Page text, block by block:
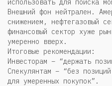
использовать для поиска
Внешний фон нейтрален.
снижением, нефтегазовый
финансовый сектор хуже
умеренно вверх.
Итоговые рекомендации:
Инвесторам – “держать
Спекулянтам – “без
для умеренных покупок”.